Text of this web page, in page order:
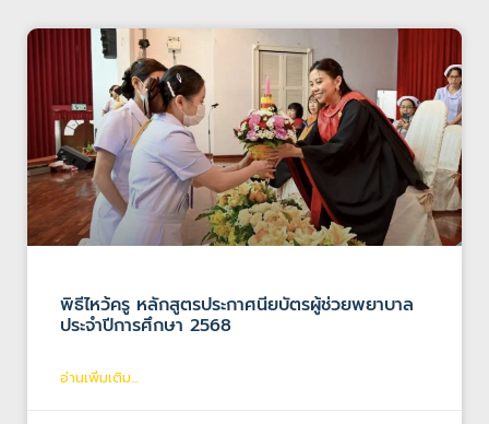
พิธีไหว้ครู หลักสูตรประกาศนียบัตรผู้ช่วยพยาบาล
ประจำปีการศึกษา 2568
อ่านเพิ่มเติม...